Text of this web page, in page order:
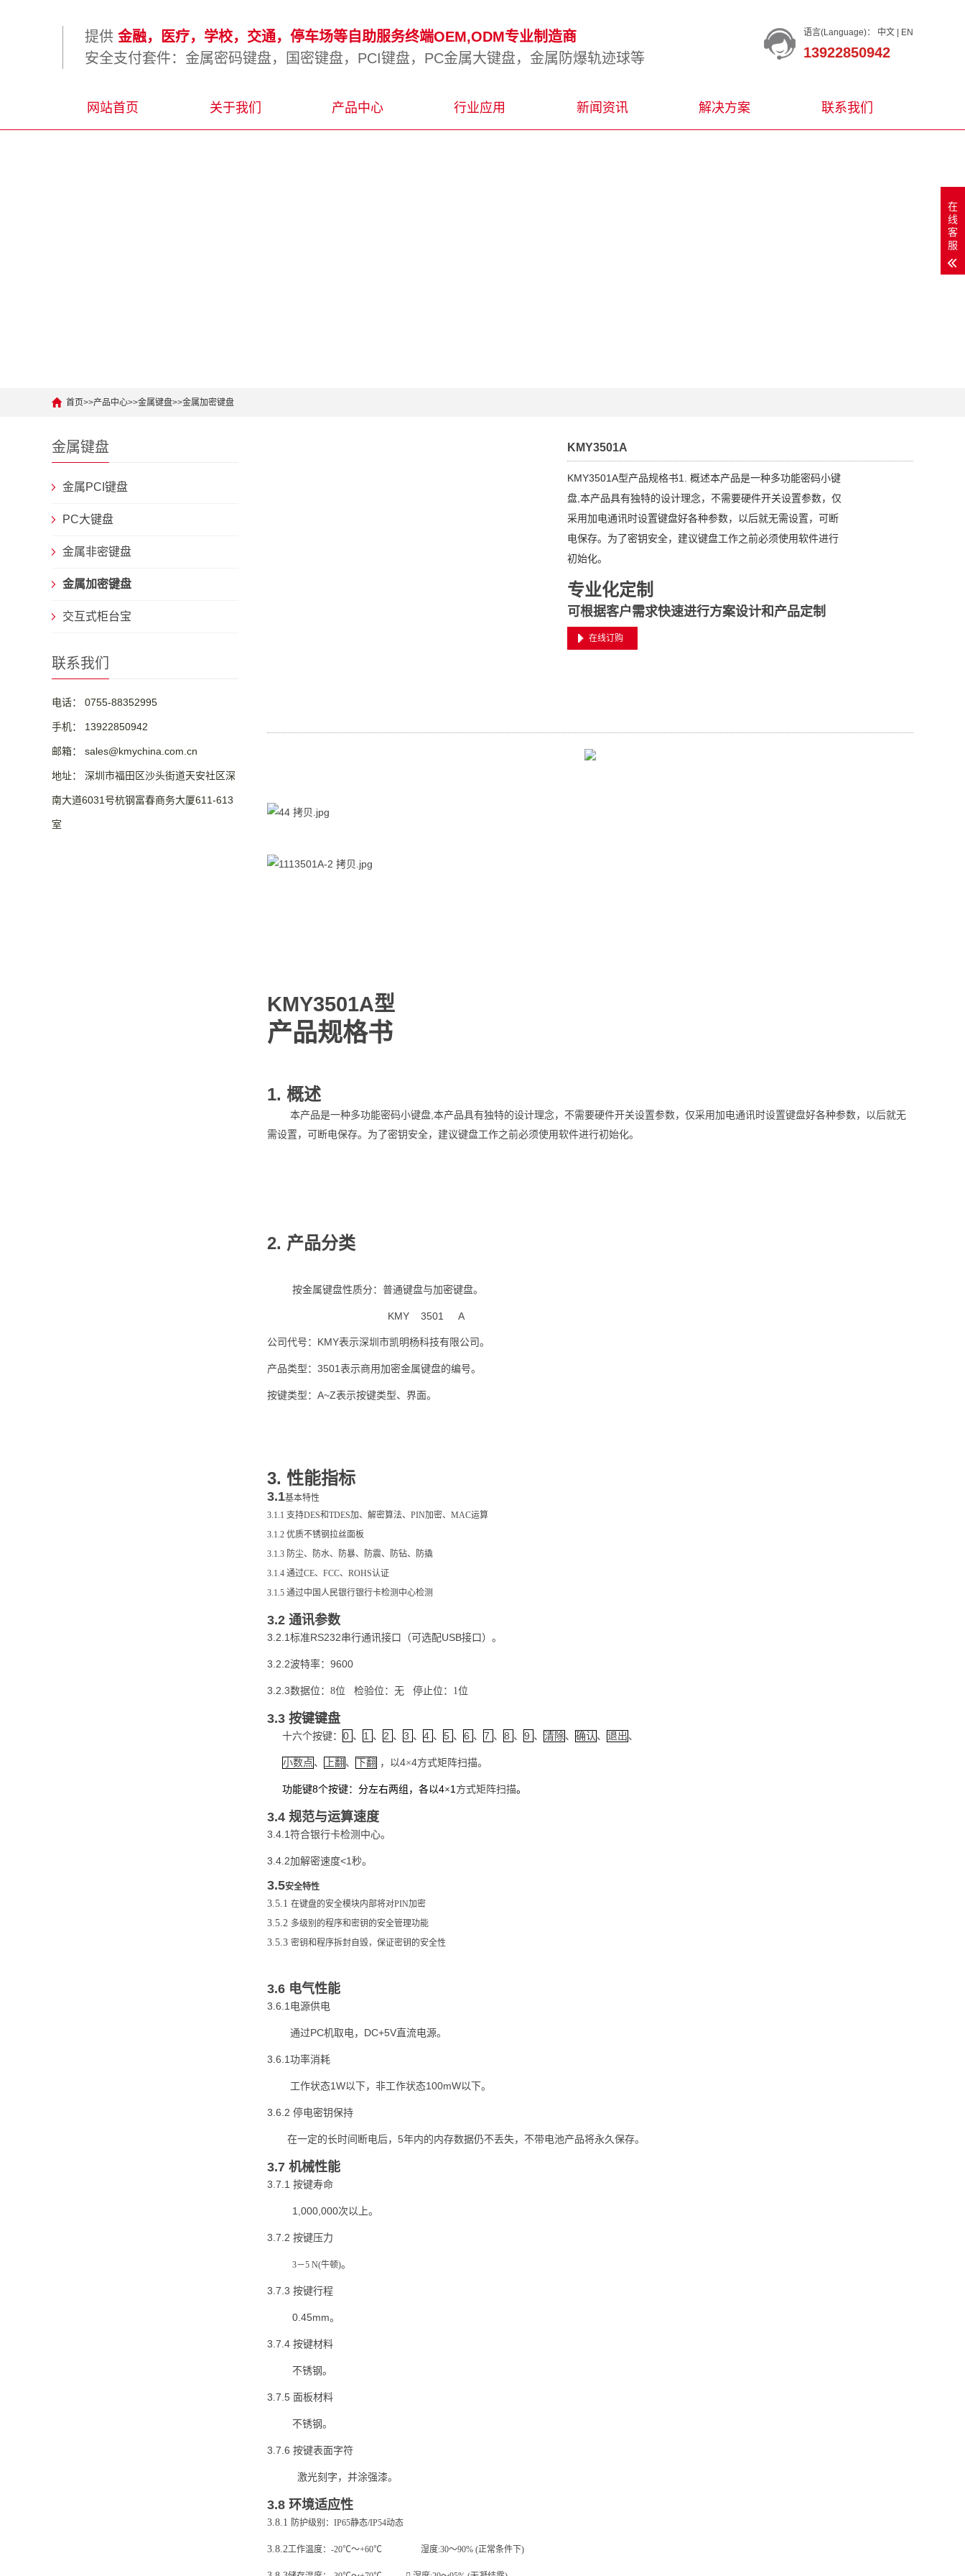
语言(Language)： 中文 EN
13922850942
提供 金融，医疗，学校，交通，停车场等自助服务终端OEM,ODM专业制造商
安全支付套件：金属密码键盘，国密键盘，PCI键盘，PC金属大键盘，金属防爆轨迹球等
网站首页 关于我们 产品中心 行业应用 新闻资讯 解决方案 联系我们
首页>>产品中心>>金属键盘>>金属加密键盘
金属键盘
金属PCI键盘
PC大键盘
金属非密键盘
金属加密键盘
交互式柜台宝
联系我们
电话： 0755-88352995
手机： 13922850942
邮箱： sales@kmychina.com.cn
地址： 深圳市福田区沙头街道天安社区深
南大道6031号杭钢富春商务大厦611-613
室
KMY3501A
KMY3501A型产品规格书1. 概述本产品是一种多功能密码小键
盘,本产品具有独特的设计理念，不需要硬件开关设置参数，仅
采用加电通讯时设置键盘好各种参数，以后就无需设置，可断
电保存。为了密钥安全，建议键盘工作之前必须使用软件进行
初始化。
专业化定制
可根据客户需求快速进行方案设计和产品定制
在线订购
KMY3501A型
产品规格书
1. 概述
本产品是一种多功能密码小键盘 本产品具有独特的设计理念，不需要硬件开关设置参数，仅采用加电通讯时设置键盘好各种参数，以后就无
需设置，可断电保存。为了密钥安全，建议键盘工作之前必须使用软件进行初始化。
2. 产品分类
按金属键盘性质分：普通键盘与加密键盘。
KMY 3501 A
公司代号： KMY表示深圳市凯明杨科技有限公司。
产品类型： 3501 表示商用加密金属键盘的编号。
按键类型： A~Z表示按键类型、界面。
3. 性能指标
3.1基本特性
3.1.1 支持DES和TDES加、解密算法、PIN加密、MAC运算
3.1.2 优质不锈钢拉丝面板
3.1.3 防尘、防水、防暴、防震、防钻、防撬
3.1.4 通过CE、FCC、ROHS认证
3.1.5 通过中国人民银行银行卡检测中心检测
3.2 通讯参数
3.2.1 标准RS232串行通讯接口（可选配USB接口）。
3.2.2波特率： 9600
3.2.3数据位：8位 检验位：无 停止位：1位
3.3 按键键盘
十六个按键： 0 、 1 、 2 、 3 、 4 、 5 、 6 、 7 、 8 、 9 、 清除、 确认 、 退出 、
小数点 、 上翻 、 下翻 ，以4×4方式矩阵扫描。
功能键8个按键：分左右两组，各以4×1 方式矩阵扫描。
3.4 规范与运算速度
3.4.1 符合银行卡检测中心。
3.4.2加解密速度<1 秒。
3.5安全特性
3.5.1 在键盘的安全模块内部将对PIN加密
3.5.2 多级别的程序和密钥的安全管理功能
3.5.3 密钥和程序拆封自毁，保证密钥的安全性
3.6 电气性能
3.6.1 电源供电
通过PC机取电， DC+5V直流电源。
3.6.1 功率消耗
工作状态1W以下，非工作状态100mW以下。
3.6.2 停电密钥保持
在一定的长时间断电后， 5年内的内存数据仍不丢失，不带电池产品将永久保存。
3.7 机械性能
3.7.1 按键寿命
1,000,000次以上。
3.7.2 按键压力
3－5 N(牛顿)。
3.7.3 按键行程
0.45mm。
3.7.4 按键材料
不锈钢。
3.7.5 面板材料
不锈钢。
3.7.6 按键表面字符
激光刻字，并涂强漆。
3.8 环境适应性
3.8.1 防护级别：IP65静态/IP54动态
3.8.2工作温度：-20℃～+60℃ 湿度:30～90% (正常条件下)
在
线
客
服